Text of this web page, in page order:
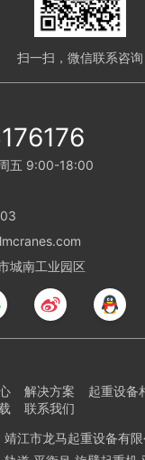
扫一扫，微信联系咨询
五 9:00-18:00
城南工业园区
解决方案
起重设备
联系我们
靖江市龙马起重设备有